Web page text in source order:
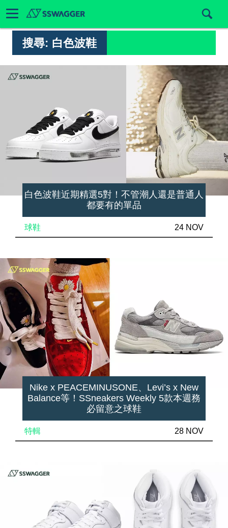
搜尋: 白色波鞋
白色波鞋近期精選5對！不管潮人還是普通人
都要有的單品
球鞋 24 NOV
Nike x PEACEMINUSONE、Levi’s x New
Balance等！SSneakers Weekly 5款本週務
必留意之球鞋
特輯 28 NOV